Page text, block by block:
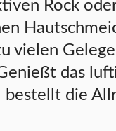
Rock
vielen
das
bestellt die